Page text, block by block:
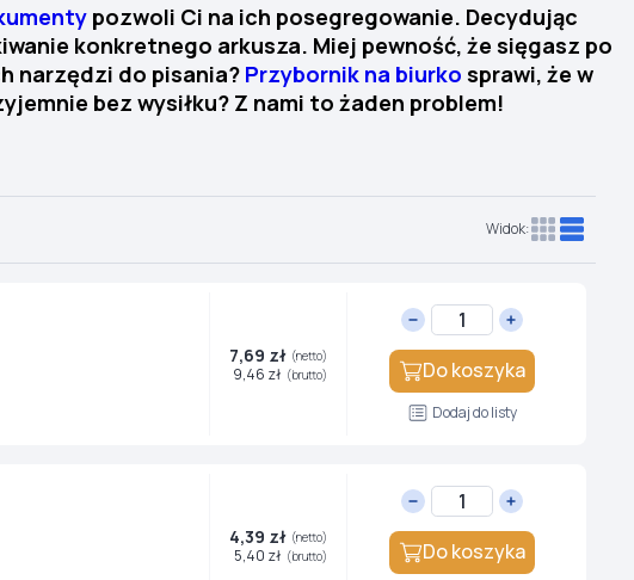
pozwoli Ci na ich posegregowanie. Decydując
konkretnego arkusza. Miej pewność, że sięgasz po
narzędzi do pisania? Przybornik na biurko sprawi, że w
bez wysiłku? Z nami to żaden problem!
Widok:
7,69 zł (netto)
9,46 zł (brutto) Do koszyka
Dodaj do listy
4,39 zł (netto)
5,40 zł (brutto) Do koszyka